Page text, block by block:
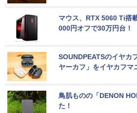
マウス、RTX 5060 Ti搭
000円オフで30万円台！
SOUNDPEATSのイヤカ
ヤーカフ」をイヤカフマ
鳥肌ものの「DENON
た！